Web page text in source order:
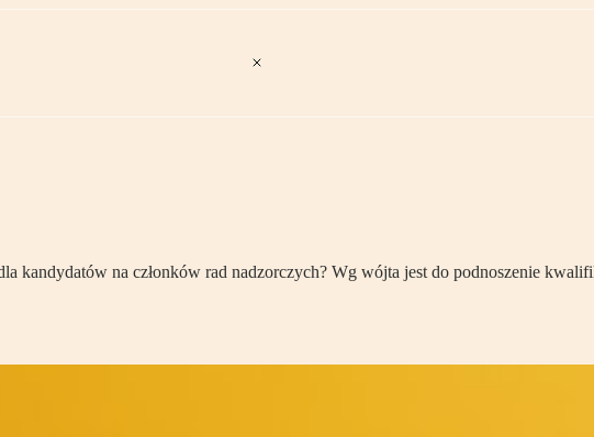
kandydatów na członków rad nadzorczych? Wg wójta jest do podnoszenie